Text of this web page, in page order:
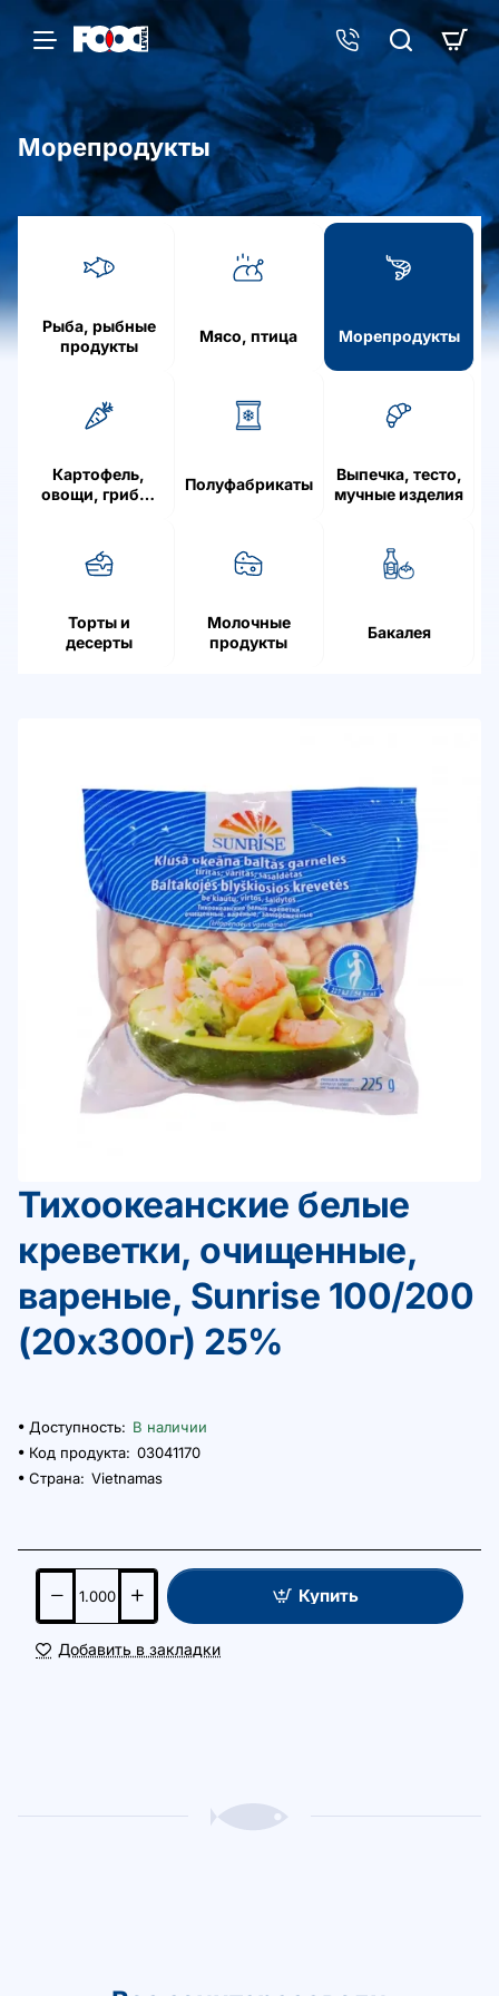
Морепродукты
Рыба, рыбные
продукты
Мясо, птица Морепродукты
Картофель,
овощи, грибы,
Полуфабрикаты
Выпечка, тесто,
мучные изделия
Торты и
десерты
Молочные
продукты
Бакалея
Тихоокеанские белые
креветки, очищенные,
вареные, Sunrise 100/200
(20х300г) 25%
Доступность: В наличии
Код продукта: 03041170
Страна: Vietnamas
Купить
Добавить в закладки